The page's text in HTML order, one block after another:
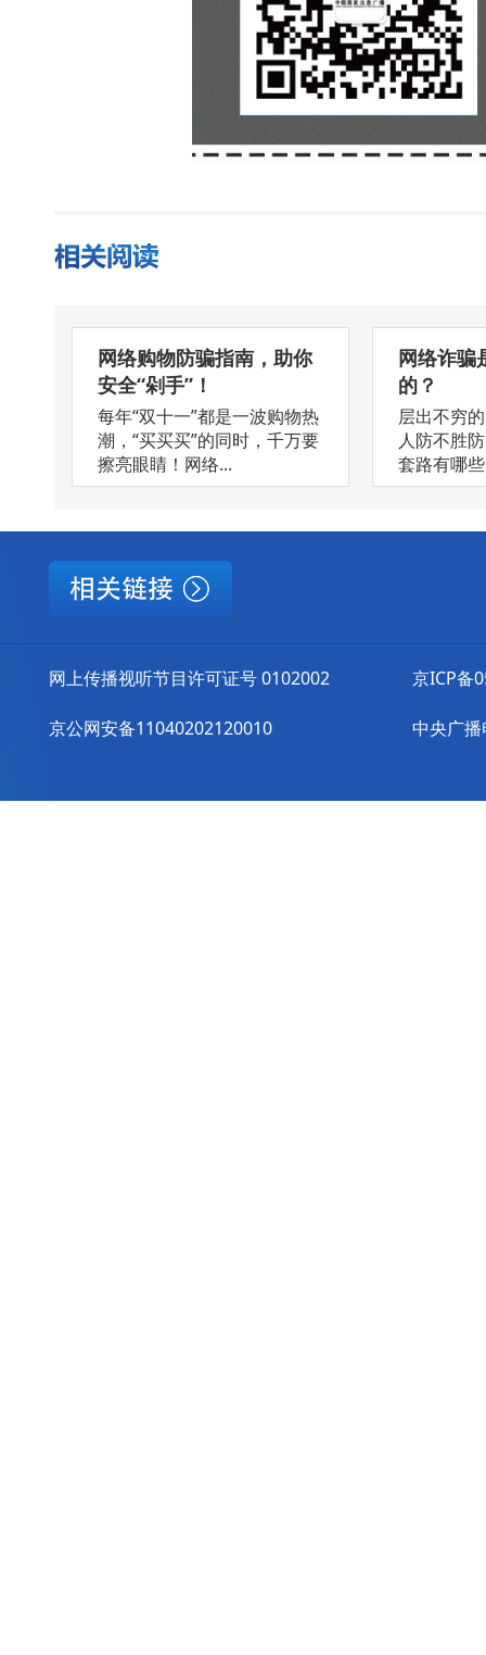
网络购物防骗指南，助你
安全“剁手”！
每年“双十一”都是一波购物热
潮，“买买买”的同时，千万要
擦亮眼睛！网络...
网络诈骗
的？
层出不穷
人防不胜
套路有哪
网上传播视听节目许可证号 0102002
京公网安备11040202120010
京ICP备
中央广